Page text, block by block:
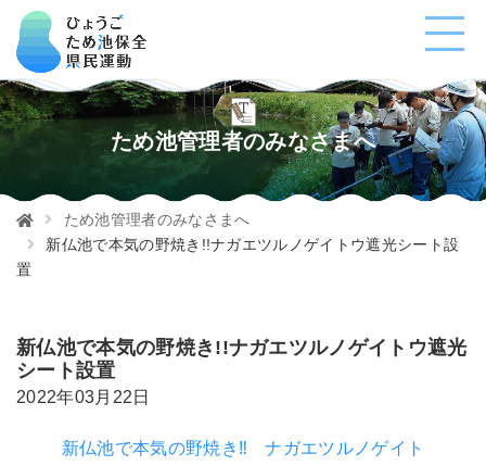
ため池管理者のみなさまへ
ため池管理者のみなさまへ
新仏池で本気の野焼き!!ナガエツルノゲイトウ遮光シート設
置
新仏池で本気の野焼き!!ナガエツルノゲイトウ遮光
シート設置
2022年03月22日
新仏池で本気の野焼き‼ ナガエツルノゲイト